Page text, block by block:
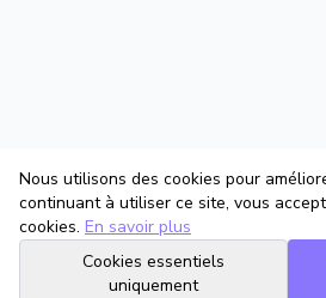
Nous utilisons des cookies pour
continuant à utiliser ce site, vous
cookies. En savoir plus
Cookies essentiels
uniquement